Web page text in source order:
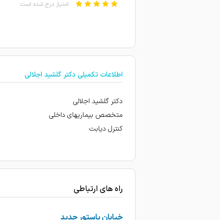
امتیاز درج شده است
مشکل معده داشتم و زیر
علت مراجعه : چکاپ سالانه
عالی
بار اوله مراجعه کردم هنوز
امتیاز درج شده است
خوش اخلاق هستند
پزشک حاذق و با سواد ،با
اطلاعات تکمیلی دکتر گلشید اجلالی
دکتر گلشید اجلالی
متخصص بیماریهای داخلی
کنترل دیابت
راه های ارتباطی
خیابان پاستور جدید